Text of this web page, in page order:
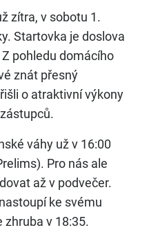
zítra, v sobotu 1.
Startovka je doslova
pohledu domácího
znát přesný
o atraktivní výkony
váhy už v 16:00
Pro nás ale
až v podvečer.
ke svému
v 18:35.